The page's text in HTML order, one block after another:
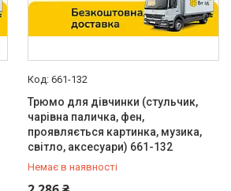
661-132
Трюмо для дівчинки (стульчик,
чарівна паличка, фен,
проявляється картинка, музика,
світло, аксесуари) 661-132
Немає в наявності
0 (800) 33-98-35